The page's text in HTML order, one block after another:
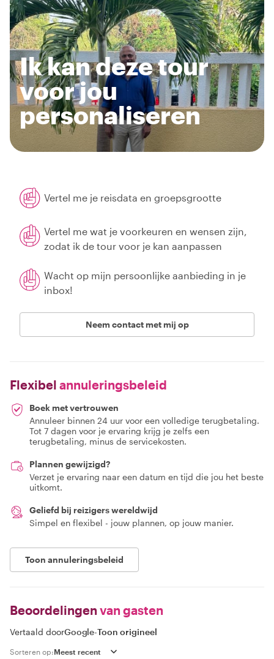
Ik kan deze tour
voor jou
personaliseren
Vertel me je reisdata en groepsgrootte
Vertel me wat je voorkeuren en wensen zijn,
zodat ik de tour voor je kan aanpassen
Wacht op mijn persoonlijke aanbieding in je
inbox!
Neem contact met mij op
Flexibel annuleringsbeleid
Boek met vertrouwen
Annuleer binnen 24 uur voor een volledige terugbetaling.
Tot 7 dagen voor je ervaring krijg je zelfs een
terugbetaling, minus de servicekosten.
Plannen gewijzigd?
Verzet je ervaring naar een datum en tijd die jou het beste
uitkomt.
Geliefd bij reizigers wereldwijd
Simpel en flexibel - jouw plannen, op jouw manier.
Toon annuleringsbeleid
Beoordelingen van gasten
Vertaald doorGoogle-Toon origineel
Sorteren op: